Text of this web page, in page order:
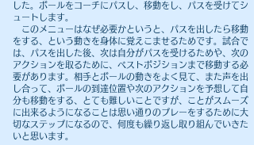
した。ボールをコーチにパスし、移動をし、パスを受けてシ
ュートします。
このメニューはなぜ必要かというと、パスを出したら移動
をする、という動きを身体に覚えこませるためです。試合で
は、パスを出した後、次は自分がパスを受けるためや、次の
アクションを取るために、ベストポジションまで移動する必
要があります。相手とボールの動きをよく見て、また声を出
し合って、ボールの到達位置や次のアクションを予想して自
分も移動をする、とても難しいことですが、ことがスムーズ
に出来るようになることは思い通りのプレーをするために大
切なステップになるので、何度も繰り返し取り組んでいきた
いと思います。